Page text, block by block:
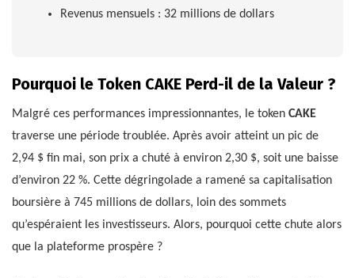
Revenus mensuels : 32 millions de dollars
Pourquoi le Token CAKE Perd-il de la Valeur ?
Malgré ces performances impressionnantes, le token CAKE
traverse une période troublée. Après avoir atteint un pic de
2,94 $ fin mai, son prix a chuté à environ 2,30 $, soit une baisse
d’environ 22 %. Cette dégringolade a ramené sa capitalisation
boursière à 745 millions de dollars, loin des sommets
qu’espéraient les investisseurs. Alors, pourquoi cette chute alors
que la plateforme prospère ?